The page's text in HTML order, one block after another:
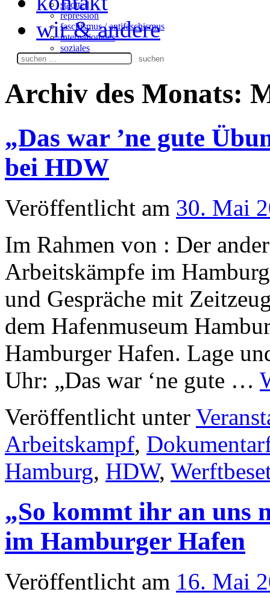
stadtteil
repression
faschismus / antifaschismus
internationales
soziales
wir & andere
Suchen
nach:
Archiv des Monats:
„Das war ’ne gute
bei HDW
Veröffentlicht am 30. Mai
Im Rahmen von : Der
Arbeitskämpfe im
und Gespräche mit
dem Hafenmuseum
Hamburger Hafen. Lage
Uhr: „Das war ‘ne gute …
Veröffentlicht unter
Arbeitskampf,
Hamburg, HDW,
„So kommt ihr an uns
im Hamburger Hafen
Veröffentlicht am 16. Mai